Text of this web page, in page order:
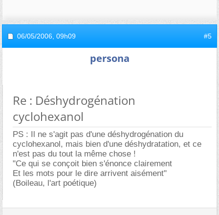
06/05/2006, 09h09 #5
persona
Re : Déshydrogénation
cyclohexanol
PS : Il ne s'agit pas d'une déshydrogénation du
cyclohexanol, mais bien d'une déshydratation, et ce
n'est pas du tout la même chose !
"Ce qui se conçoit bien s'énonce clairement
Et les mots pour le dire arrivent aisément"
(Boileau, l'art poétique)